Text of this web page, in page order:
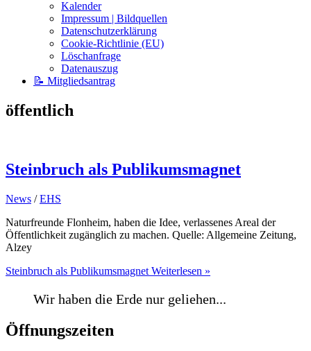
Kalender
Impressum | Bildquellen
Datenschutzerklärung
Cookie-Richtlinie (EU)
Löschanfrage
Datenauszug
📝 Mitgliedsantrag
öffentlich
Steinbruch als Publikumsmagnet
News /EHS
Naturfreunde Flonheim, haben die Idee, verlassenes Areal der
Öffentlichkeit zugänglich zu machen. Quelle: Allgemeine Zeitung,
Alzey
Steinbruch als Publikumsmagnet Weiterlesen »
Wir haben die Erde nur geliehen...
Öffnungszeiten